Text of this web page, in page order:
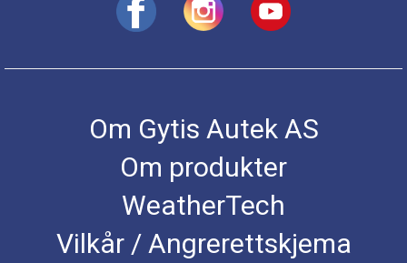
Om Gytis Autek AS
Om produkter
WeatherTech
Vilkår / Angrerettskjema